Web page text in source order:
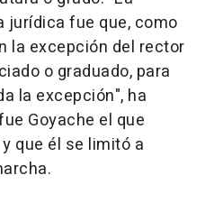
jurídica fue que, como
la excepción del rector
o graduado, para
la excepción", ha
Goyache el que
que él se limitó a